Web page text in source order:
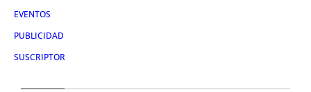
EVENTOS
PUBLICIDAD
SUSCRIPTOR